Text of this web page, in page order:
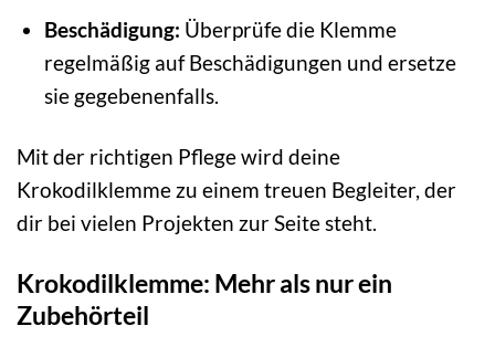
Beschädigung: Überprüfe die Klemme
regelmäßig auf Beschädigungen und ersetze
sie gegebenenfalls.
Mit der richtigen Pflege wird deine
Krokodilklemme zu einem treuen Begleiter, der
dir bei vielen Projekten zur Seite steht.
Krokodilklemme: Mehr als nur ein
Zubehörteil